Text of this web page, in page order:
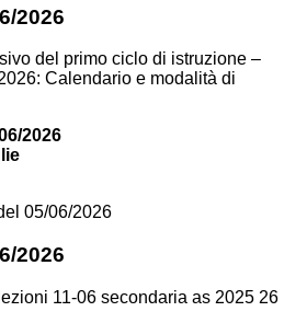
2026
del primo ciclo di istruzione –
Calendario e modalità di
2026
05/06/2026
2026
11-06 secondaria as 2025 26